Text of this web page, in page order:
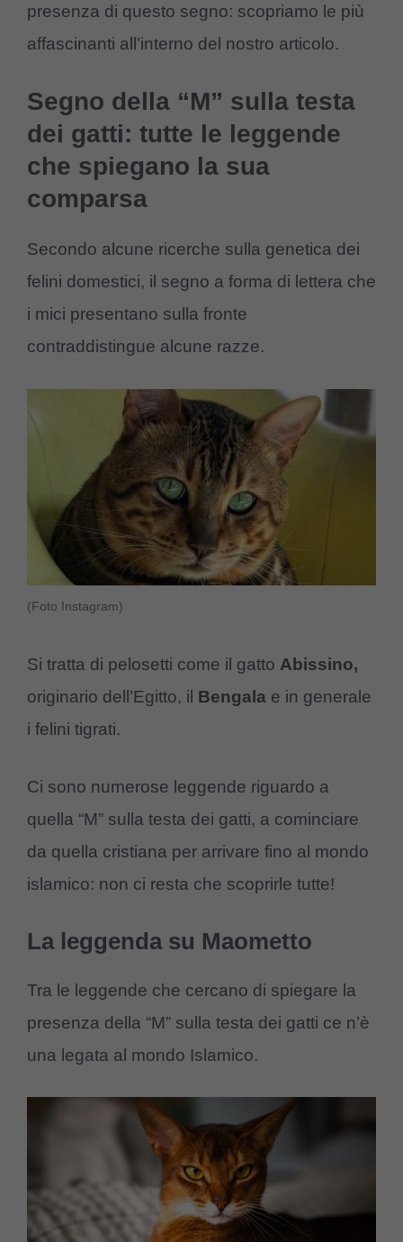
presenza di questo segno: scopriamo le più
affascinanti all’interno del nostro articolo.
Segno della “M” sulla testa
dei gatti: tutte le leggende
che spiegano la sua
comparsa
Secondo alcune ricerche sulla genetica dei
felini domestici, il segno a forma di lettera che
i mici presentano sulla fronte
contraddistingue alcune razze.
(Foto Instagram)
Si tratta di pelosetti come il gatto Abissino,
originario dell’Egitto, il Bengala e in generale
i felini tigrati.
Ci sono numerose leggende riguardo a
quella “M” sulla testa dei gatti, a cominciare
da quella cristiana per arrivare fino al mondo
islamico: non ci resta che scoprirle tutte!
La leggenda su Maometto
Tra le leggende che cercano di spiegare la
presenza della “M” sulla testa dei gatti ce n’è
una legata al mondo Islamico.